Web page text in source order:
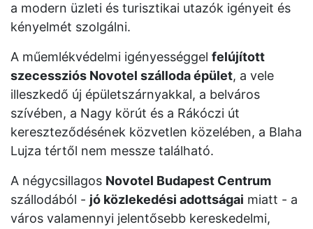
a modern üzleti és turisztikai utazók igényeit és
kényelmét szolgálni.
A műemlékvédelmi igényességgel felújított
szecessziós Novotel szálloda épület, a vele
illeszkedő új épületszárnyakkal, a belváros
szívében, a Nagy körút és a Rákóczi út
kereszteződésének közvetlen közelében, a Blaha
Lujza tértől nem messze található.
A négycsillagos Novotel Budapest Centrum
szállodából - jó közlekedési adottságai miatt - a
város valamennyi jelentősebb kereskedelmi,